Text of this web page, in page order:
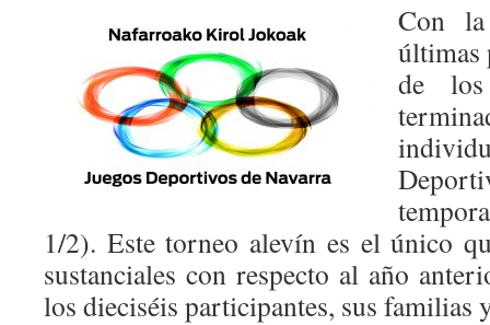
Con
últimas
de
1/2). Este torneo alevín es el único
sustanciales con respecto al año
los dieciséis participantes, sus familias